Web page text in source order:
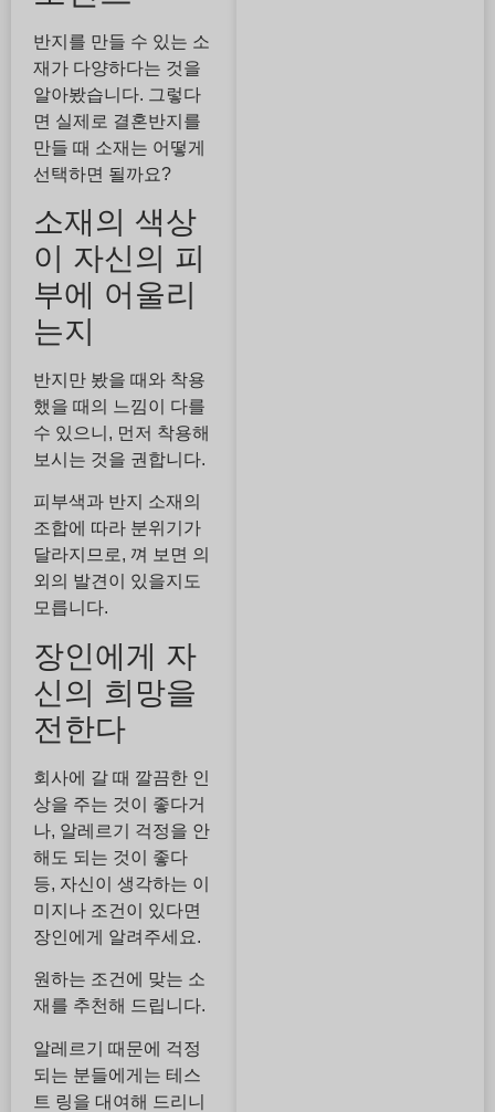
반지를 만들 수 있는 소
재가 다양하다는 것을
알아봤습니다. 그렇다
면 실제로 결혼반지를
만들 때 소재는 어떻게
선택하면 될까요?
소재의 색상
이 자신의 피
부에 어울리
는지
반지만 봤을 때와 착용
했을 때의 느낌이 다를
수 있으니, 먼저 착용해
보시는 것을 권합니다.
피부색과 반지 소재의
조합에 따라 분위기가
달라지므로, 껴 보면 의
외의 발견이 있을지도
모릅니다.
장인에게 자
신의 희망을
전한다
회사에 갈 때 깔끔한 인
상을 주는 것이 좋다거
나, 알레르기 걱정을 안
해도 되는 것이 좋다
등, 자신이 생각하는 이
미지나 조건이 있다면
장인에게 알려주세요.
원하는 조건에 맞는 소
재를 추천해 드립니다.
알레르기 때문에 걱정
되는 분들에게는 테스
트 링을 대여해 드리니